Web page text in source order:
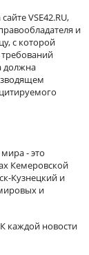
VSE42.RU,
и
с которой
должна
- это
Кемеровской
Кузнецкий и
и
каждой новости